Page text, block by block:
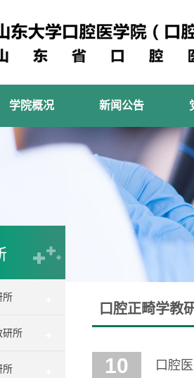
学院概况 新闻公告
所
研所
所
口腔正畸学教
10 口腔